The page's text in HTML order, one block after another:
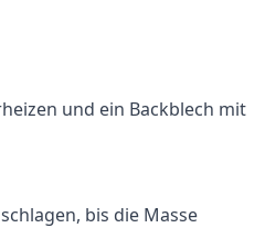
und ein Backblech mit
bis die Masse